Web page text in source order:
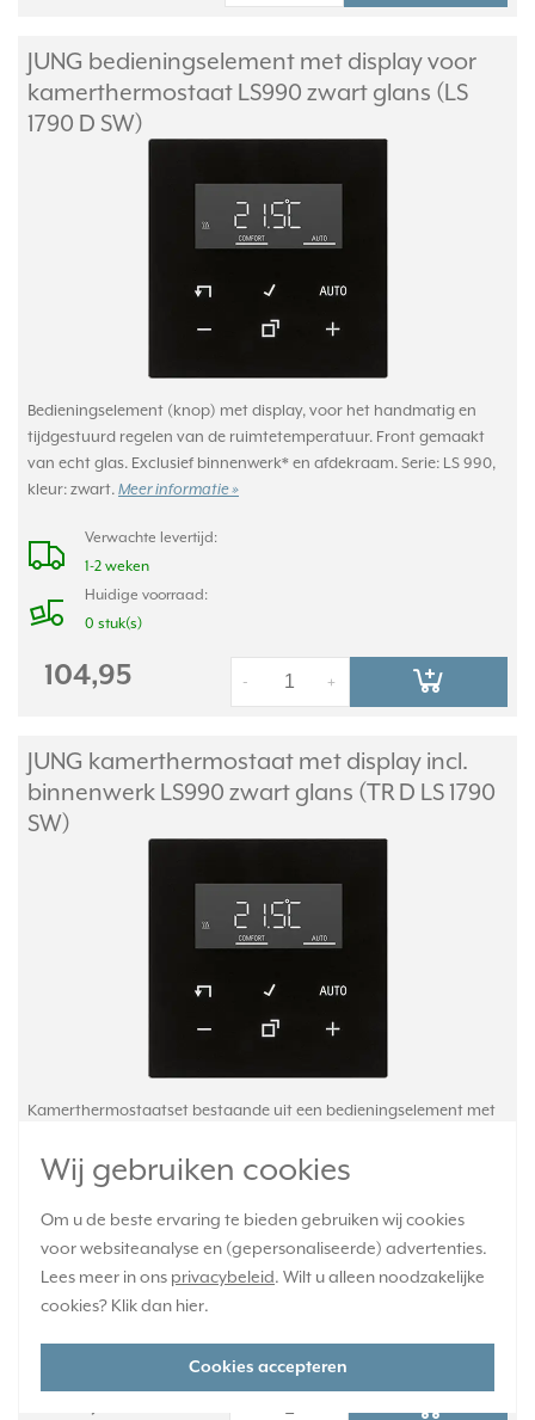
Wij gebruiken cookies
Om u de beste ervaring te bieden gebruiken wij cookies
voor websiteanalyse en (gepersonaliseerde) advertenties.
Lees meer in ons privacybeleid. Wilt u alleen noodzakelijke
cookies? Klik dan hier.
Cookies accepteren
JUNG bedieningselement met display voor
kamerthermostaat LS990 zwart glans (LS
1790 D SW)
Bedieningselement (knop) met display, voor het handmatig en
tijdgestuurd regelen van de ruimtetemperatuur. Front gemaakt
van echt glas. Exclusief binnenwerk* en afdekraam. Serie: LS 990,
kleur: zwart. Meer informatie »
Verwachte levertijd:
1-2 weken
Huidige voorraad:
0 stuk(s)
104,95 +
-
JUNG kamerthermostaat met display incl.
binnenwerk LS990 zwart glans (TR D LS 1790
SW)
Kamerthermostaatset bestaande uit een bedieningselement met
handmatige en tijdgestuurde regeling van de ruimtetemperatuur.
Front van echt glas. Exclusief afdekraam. Serie: LS 990, kleur:
zwart.Meer informatie »
207,95